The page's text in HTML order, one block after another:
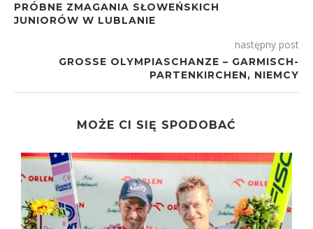
PRÓBNE ZMAGANIA SŁOWEŃSKICH
JUNIORÓW W LUBLANIE
następny post
GROSSE OLYMPIASCHANZE – GARMISCH-P
ARTENKIRCHEN, NIEMCY
MOŻE CI SIĘ SPODOBAĆ